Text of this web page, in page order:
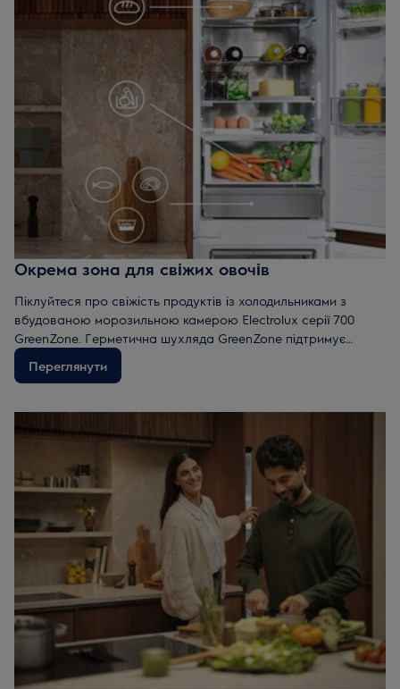
Окрема зона для свіжих овочів
Піклуйтеся про свіжість продуктів із холодильниками з
вбудованою морозильною камерою Electrolux серії 700
GreenZone. Герметична шухляда GreenZone підтримує
оптимальний рівень вологості, зберігає вітаміни в овочах і
фруктах та запобігає їх псуванню.
Переглянути